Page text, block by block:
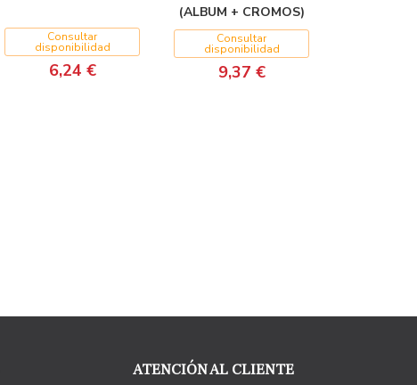
Consultar
disponibilidad
6,24 €
(ALBUM + CROMOS)
Consultar
disponibilidad
9,37 €
ATENCIÓN AL CLIENTE